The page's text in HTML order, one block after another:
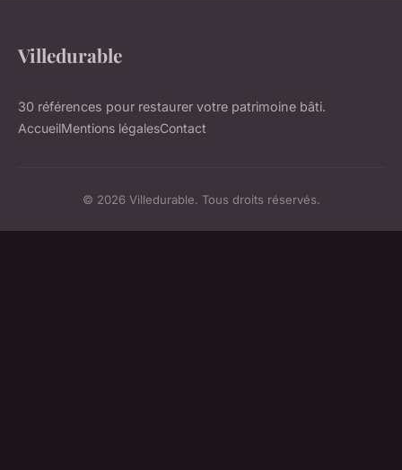
Villedurable
30 références pour restaurer votre patrimoine bâti.
AccueilMentions légalesContact
© 2026 Villedurable. Tous droits réservés.